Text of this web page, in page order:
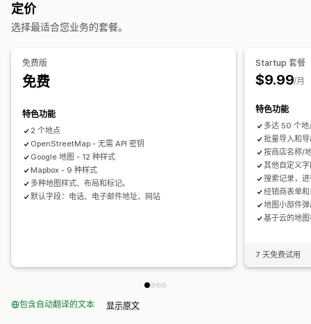
漏斗分析
视觉和报告
自定义图标
自动适应移动设备
地点搜索
自定义筛选条件
定价
选择最适合您业务的套餐。
免费版
免费
特色功能
2 个地点
OpenStreetMap - 无需 API 密钥
Google 地图 - 12 种样式
Mapbox - 9 种样式
多种地图样式、布局和标记。
默认字段：电话、电子邮件地址、网站
Startup 套餐
$9.99/月
特色功能
多达 50 个地
批量导入和
按商店名称/
其他自定义
搜索记录，
经销商表单
地图小部件
基于云的地
7 天免费试用
包含自动翻译的文本 显示原文